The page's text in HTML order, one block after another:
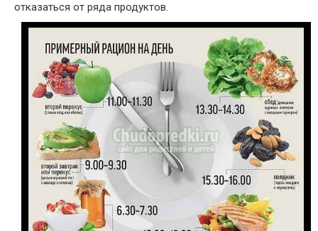
отказаться от ряда продуктов.